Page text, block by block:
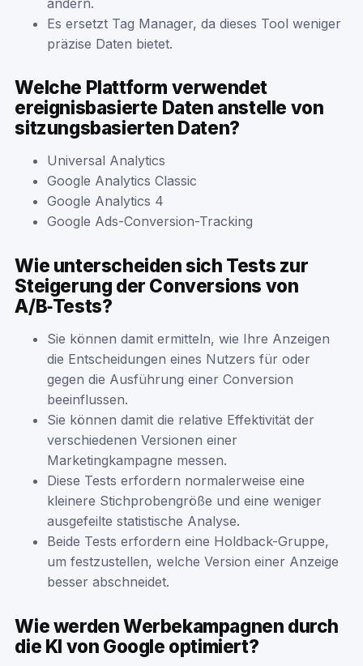
Es ersetzt Tag Manager, da dieses Tool weniger
präzise Daten bietet.
Welche Plattform verwendet
ereignisbasierte Daten anstelle von
sitzungsbasierten Daten?
Universal Analytics
Google Analytics Classic
Google Analytics 4
Google Ads-Conversion-Tracking
Wie unterscheiden sich Tests zur
Steigerung der Conversions von
A/B‑Tests?
Sie können damit ermitteln, wie Ihre Anzeigen
die Entscheidungen eines Nutzers für oder
gegen die Ausführung einer Conversion
beeinflussen.
Sie können damit die relative Effektivität der
verschiedenen Versionen einer
Marketingkampagne messen.
Diese Tests erfordern normalerweise eine
kleinere Stichprobengröße und eine weniger
ausgefeilte statistische Analyse.
Beide Tests erfordern eine Holdback-Gruppe,
um festzustellen, welche Version einer Anzeige
besser abschneidet.
Wie werden Werbekampagnen durch
die KI von Google optimiert?